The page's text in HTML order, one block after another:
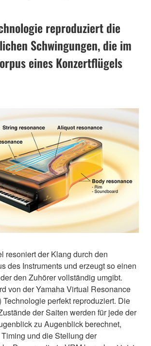
reproduziert die
Schwingungen, die im
eines Konzertflügels
resoniert der Klang durch den
des Instruments und erzeugt so einen
den Zuhörer vollständig umgibt.
von der Yamaha Virtual Resonance
Technologie perfekt reproduziert. Die
der Saiten werden für jede der
zu Augenblick berechnet,
und die Stellung der